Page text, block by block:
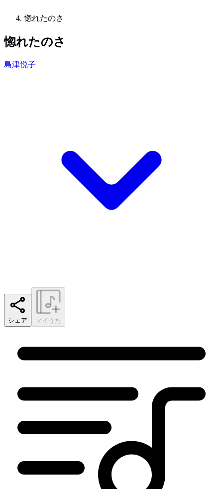
惚れたのさ
惚れたのさ
島津悦子
シェア マイうた